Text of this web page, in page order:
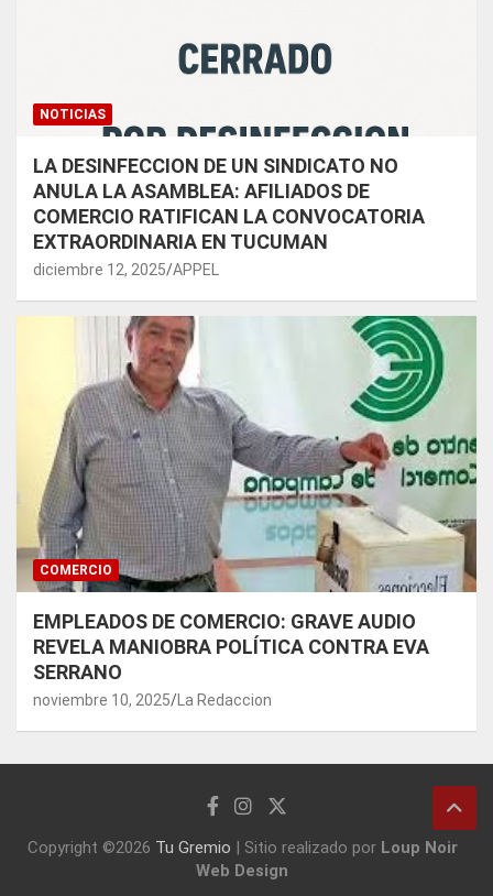
NOTICIAS
LA DESINFECCION DE UN SINDICATO NO
ANULA LA ASAMBLEA: AFILIADOS DE
COMERCIO RATIFICAN LA CONVOCATORIA
EXTRAORDINARIA EN TUCUMAN
diciembre 12, 2025 APPEL
COMERCIO
EMPLEADOS DE COMERCIO: GRAVE AUDIO
REVELA MANIOBRA POLÍTICA CONTRA EVA
SERRANO
noviembre 10, 2025 La Redaccion
Copyright ©2026 Tu Gremio | Sitio realizado por Loup Noir
Web Design